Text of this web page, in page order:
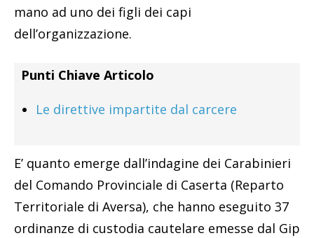
mano ad uno dei figli dei capi
dell’organizzazione.
Punti Chiave Articolo
Le direttive impartite dal carcere
E’ quanto emerge dall’indagine dei Carabinieri
del Comando Provinciale di Caserta (Reparto
Territoriale di Aversa), che hanno eseguito 37
ordinanze di custodia cautelare emesse dal Gip